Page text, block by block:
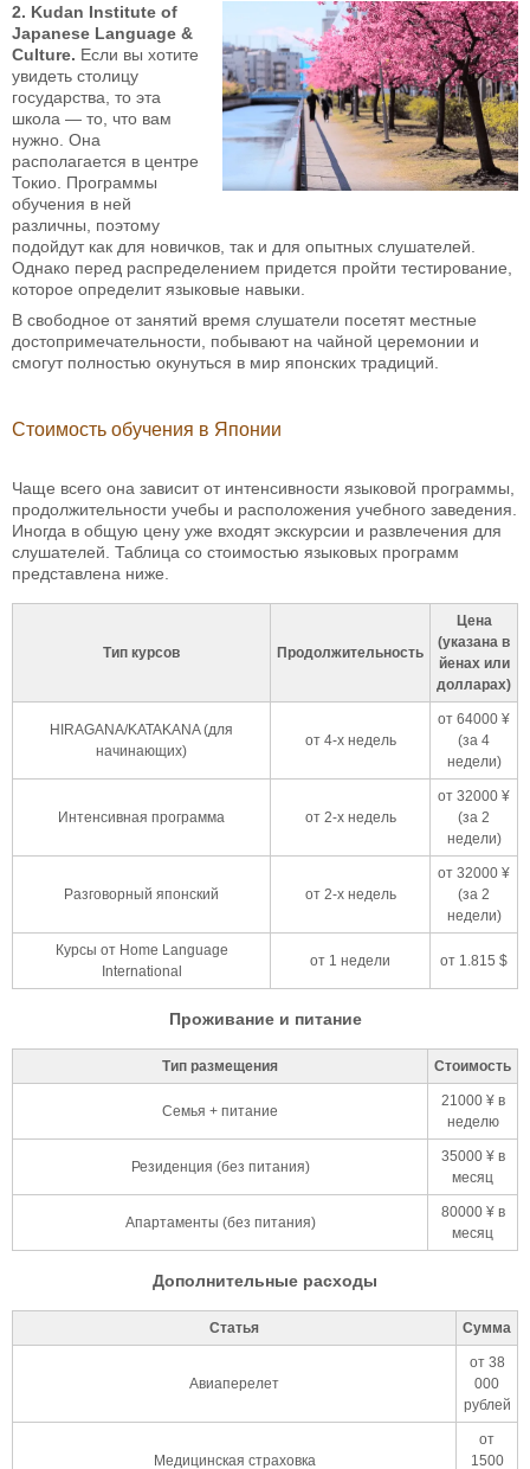
2. Kudan Institute of
Japanese Language &
Culture. Если вы хотите
увидеть столицу
государства, то эта
школа — то, что вам
нужно. Она
располагается в центре
Токио. Программы
обучения в ней
различны, поэтому
подойдут как для новичков, так и для опытных слушателей.
Однако перед распределением придется пройти тестирование,
которое определит языковые навыки.
В свободное от занятий время слушатели посетят местные
достопримечательности, побывают на чайной церемонии и
смогут полностью окунуться в мир японских традиций.
Стоимость обучения в Японии
Чаще всего она зависит от интенсивности языковой программы,
продолжительности учебы и расположения учебного заведения.
Иногда в общую цену уже входят экскурсии и развлечения для
слушателей. Таблица со стоимостью языковых программ
представлена ниже.
Тип курсов Продолжительность
Цена
(указана в
йенах или
долларах)
HIRAGANA/KATAKANA (для
начинающих)
от 4-х недель
от 64000 ¥
(за 4
недели)
Интенсивная программа от 2-х недель
от 32000 ¥
(за 2
недели)
Разговорный японский от 2-х недель
от 32000 ¥
(за 2
недели)
Курсы от Home Language
International
от 1 недели от 1.815 $
Проживание и питание
Тип размещения Стоимость
Семья + питание
21000 ¥ в
неделю
Резиденция (без питания)
35000 ¥ в
месяц
Апартаменты (без питания)
80000 ¥ в
месяц
Дополнительные расходы
Статья Сумма
Авиаперелет
от 38
000
рублей
Медицинская страховка
от
1500